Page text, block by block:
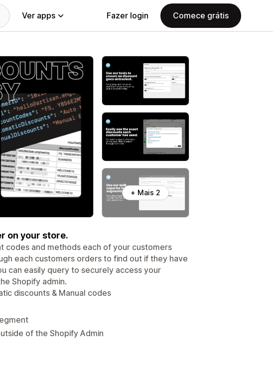
Ver apps Fazer login Comece grátis
+ Mais 2
on your store.
codes and methods each of your customers
each customers orders to find out if they have
can easily query to securely access your
Shopify admin.
discounts & Manual codes
of the Shopify Admin